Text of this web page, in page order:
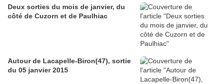
Deux sorties du mois de janvier, du
côté de Cuzorn et de Paulhiac
Autour de Lacapelle-Biron(47), sortie
du 05 janvier 2015